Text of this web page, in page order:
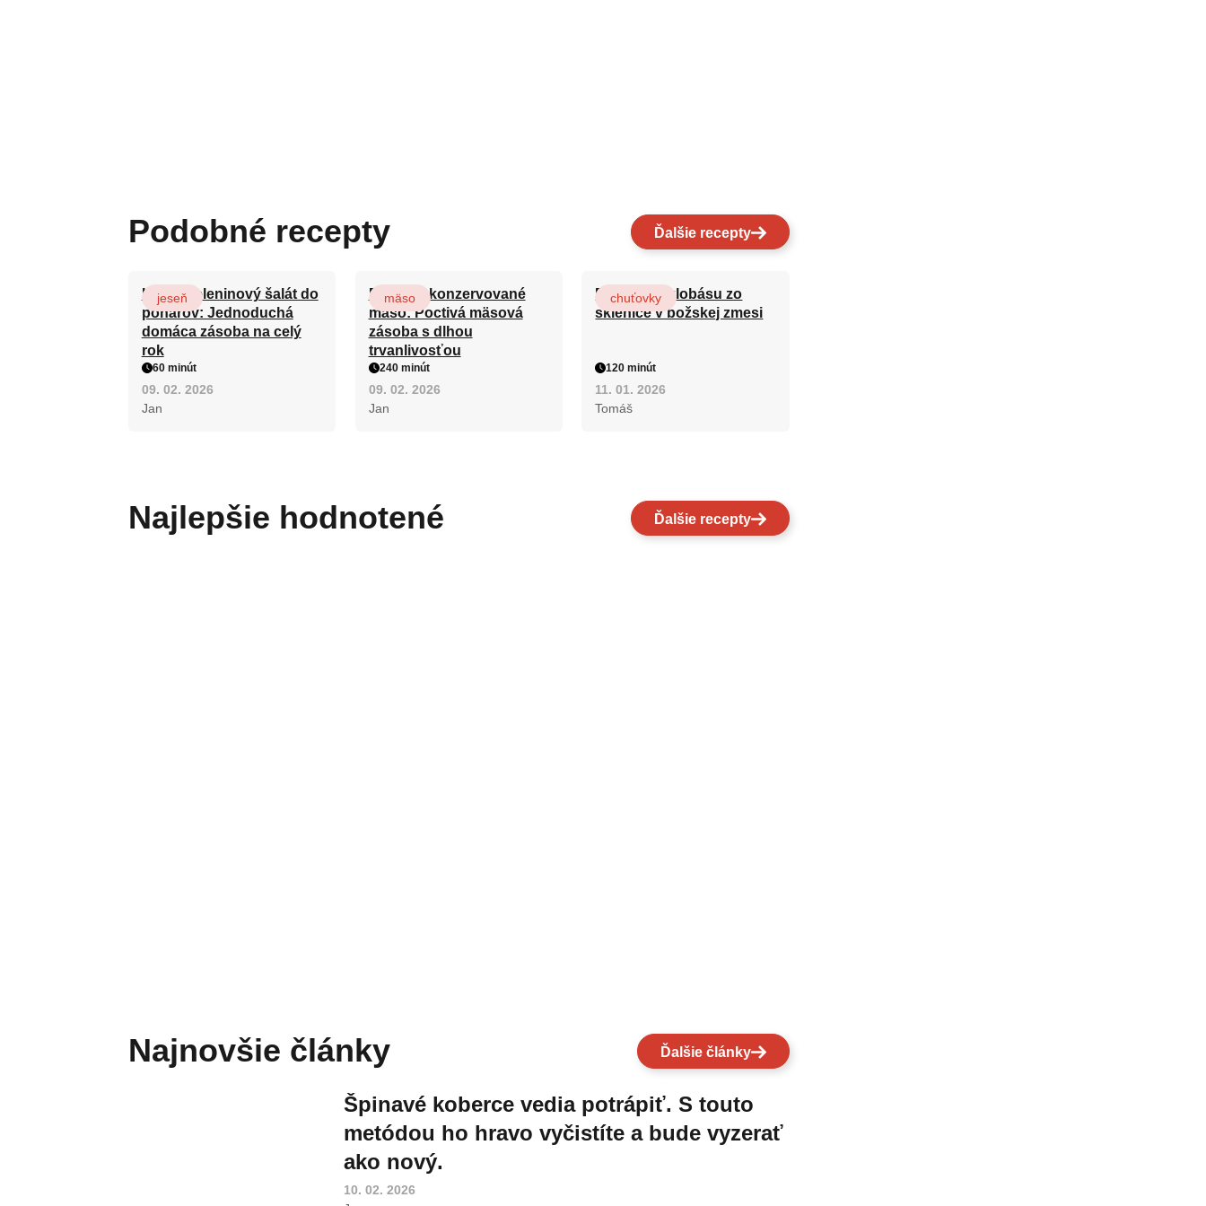
Podobné recepty Ďalšie recepty
Ľahký zeleninový šalát do
pohárov: Jednoduchá
domáca zásoba na celý
rok
jeseň
60 minút
09. 02. 2026
Jan
Domáce konzervované
mäso: Poctivá mäsová
zásoba s dlhou
trvanlivosťou
mäso
240 minút
09. 02. 2026
Jan
Recept na klobásu zo
sklenice v božskej zmesi
chuťovky
120 minút
11. 01. 2026
Tomáš
Najlepšie hodnotené Ďalšie recepty
Najnovšie články Ďalšie články
Špinavé koberce vedia potrápiť. S touto
metódou ho hravo vyčistíte a bude vyzerať
ako nový.
10. 02. 2026